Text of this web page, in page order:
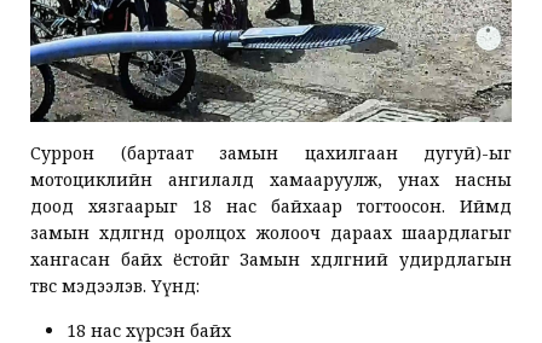
Суррон (бартаат замын цахилгаан дугуй)-ыг
мотоциклийн ангилалд хамааруулж, унах насны
доод хязгаарыг 18 нас байхаар тогтоосон. Иймд
замын хөдөлгөөнд оролцох жолооч дараах шаардлагыг
хангасан байх ёстойг Замын хөдөлгөөний удирдлагын
төвөөс мэдээлэв. Үүнд:
18 нас хүрсэн байх